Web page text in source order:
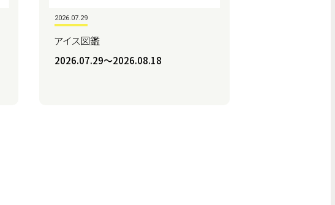
2026.07.29
アイス図鑑
2026.07.29〜2026.08.18